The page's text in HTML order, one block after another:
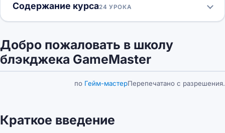
Содержание курса24 УРОКА
Добро пожаловать в школу
блэкджека GameMaster
по Гейм-мастерПерепечатано с разрешения.
Краткое введение